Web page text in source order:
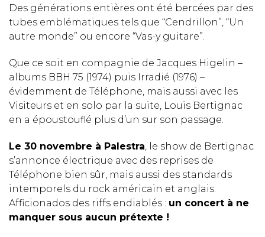
Des générations entières ont été bercées par des
tubes emblématiques tels que “Cendrillon”, “Un
autre monde” ou encore “Vas-y guitare”.
Que ce soit en compagnie de Jacques Higelin –
albums BBH 75 (1974) puis Irradié (1976) –
évidemment de Téléphone, mais aussi avec les
Visiteurs et en solo par la suite, Louis Bertignac
en a époustouflé plus d’un sur son passage.
Le 30 novembre à Palestra , le show de Bertignac
s’annonce électrique avec des reprises de
Téléphone bien sûr, mais aussi des standards
intemporels du rock américain et anglais.
Afficionados des riffs endiablés : un concert à ne
manquer sous aucun prétexte !